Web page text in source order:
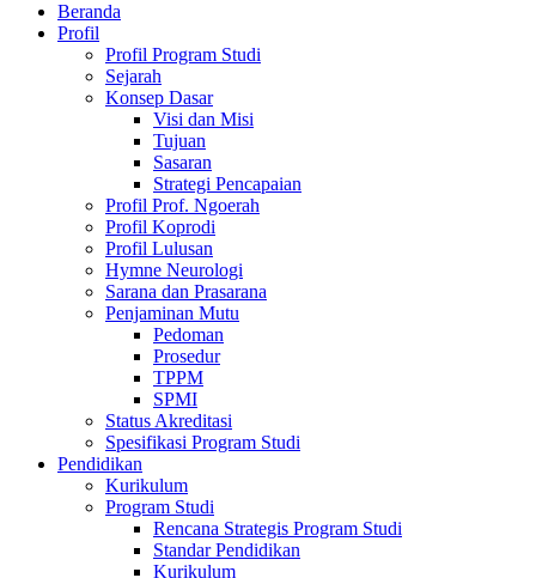
Beranda
Profil
Profil Program Studi
Sejarah
Konsep Dasar
Visi dan Misi
Tujuan
Sasaran
Strategi Pencapaian
Profil Prof. Ngoerah
Profil Koprodi
Profil Lulusan
Hymne Neurologi
Sarana dan Prasarana
Penjaminan Mutu
Pedoman
Prosedur
TPPM
SPMI
Status Akreditasi
Spesifikasi Program Studi
Pendidikan
Kurikulum
Program Studi
Rencana Strategis Program Studi
Standar Pendidikan
Kurikulum